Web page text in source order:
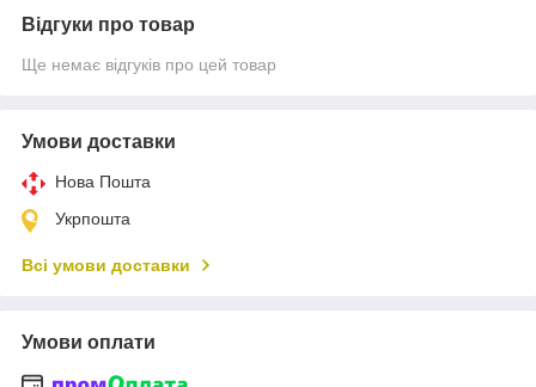
Відгуки про товар
Ще немає відгуків про цей товар
Умови доставки
Нова Пошта
Укрпошта
Всі умови доставки
Умови оплати